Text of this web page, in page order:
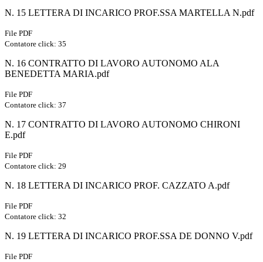
N. 15 LETTERA DI INCARICO PROF.SSA MARTELLA N.pdf
File PDF
Contatore click: 35
N. 16 CONTRATTO DI LAVORO AUTONOMO ALA
BENEDETTA MARIA.pdf
File PDF
Contatore click: 37
N. 17 CONTRATTO DI LAVORO AUTONOMO CHIRONI
E.pdf
File PDF
Contatore click: 29
N. 18 LETTERA DI INCARICO PROF. CAZZATO A.pdf
File PDF
Contatore click: 32
N. 19 LETTERA DI INCARICO PROF.SSA DE DONNO V.pdf
File PDF